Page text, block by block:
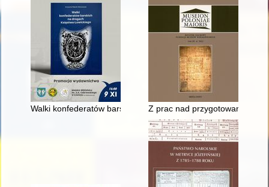
Walki konfederatów barskich na drogach Księstwa łowickiego
Z prac nad przygotowaniem